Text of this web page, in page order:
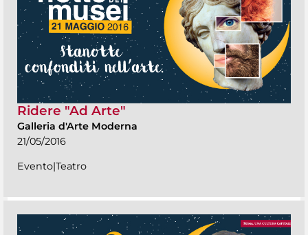
Ridere "Ad Arte"
Galleria d'Arte Moderna
21/05/2016
Evento|Teatro